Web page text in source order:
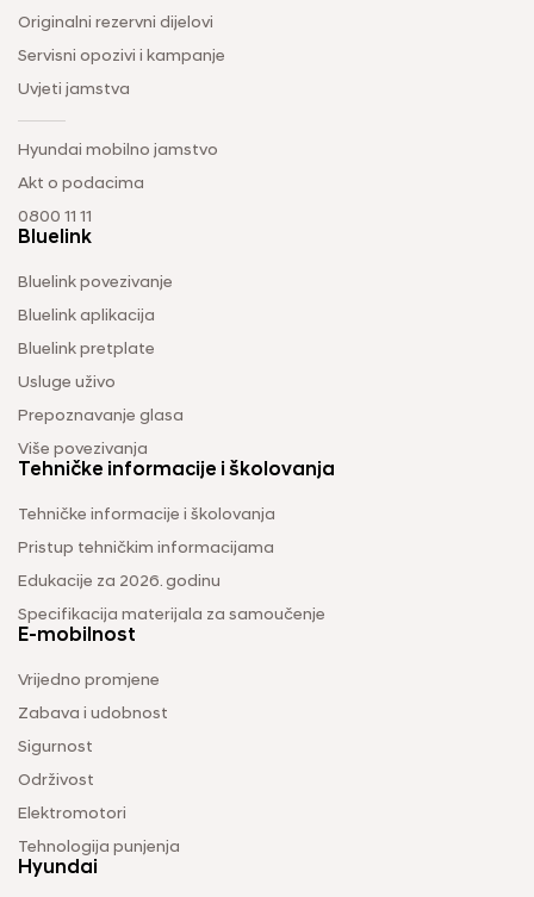
Originalni rezervni dijelovi
Servisni opozivi i kampanje
Uvjeti jamstva
Hyundai mobilno jamstvo
Akt o podacima
0800 11 11
Bluelink
Bluelink povezivanje
Bluelink aplikacija
Bluelink pretplate
Usluge uživo
Prepoznavanje glasa
Više povezivanja
Tehničke informacije i školovanja
Tehničke informacije i školovanja
Pristup tehničkim informacijama
Edukacije za 2026. godinu
Specifikacija materijala za samoučenje
E-mobilnost
Vrijedno promjene
Zabava i udobnost
Sigurnost
Održivost
Elektromotori
Tehnologija punjenja
Hyundai